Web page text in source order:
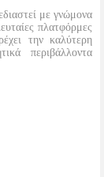
με γνώμονα
πλατφόρμες
την καλύτερη
περιβάλλοντα